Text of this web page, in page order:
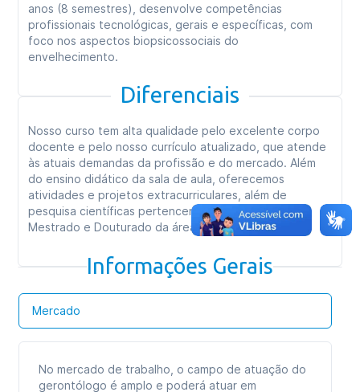
anos (8 semestres), desenvolve competências
profissionais tecnológicas, gerais e específicas, com
foco nos aspectos biopsicossociais do
envelhecimento.
Diferenciais
Nosso curso tem alta qualidade pelo excelente corpo
docente e pelo nosso currículo atualizado, que atende
às atuais demandas da profissão e do mercado. Além
do ensino didático da sala de aula, oferecemos
atividades e projetos extracurriculares, além de
pesquisa científicas pertencentes ao Programa de
Mestrado e Douturado da área.
Informações Gerais
Mercado
No mercado de trabalho, o campo de atuação do
gerontólogo é amplo e poderá atuar em